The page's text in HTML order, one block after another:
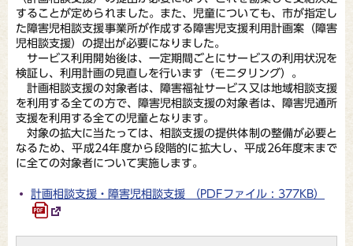
することが定められました。また、児童についても、市が指定し
た障害児相談支援事業所が作成する障害児支援利用計画案（障害
児相談支援）の提出が必要になりました。
サービス利用開始後は、一定期間ごとにサービスの利用状況を
検証し、利用計画の見直しを行います（モニタリング）。
計画相談支援の対象者は、障害福祉サービス又は地域相談支援
を利用する全ての方で、障害児相談支援の対象者は、障害児通所
支援を利用する全ての児童となります。
対象の拡大に当たっては、相談支援の提供体制の整備が必要と
なるため、平成24年度から段階的に拡大し、平成26年度末まで
に全ての対象者について実施します。
計画相談支援・障害児相談支援 （PDFファイル : 377KB）